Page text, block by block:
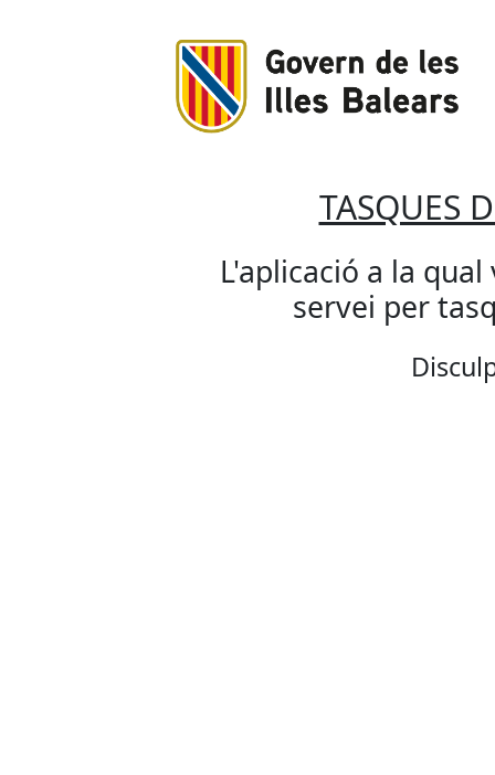
TASQUES
L'aplicació a la
servei per